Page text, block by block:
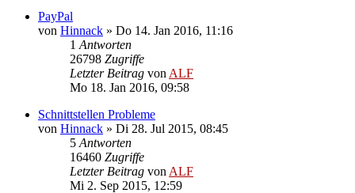
PayPal
von Hinnack » Do 14. Jan 2016, 11:16
1 Antworten
26798 Zugriffe
Letzter Beitrag von ALF
Mo 18. Jan 2016, 09:58
Schnittstellen Probleme
von Hinnack » Di 28. Jul 2015, 08:45
5 Antworten
16460 Zugriffe
Letzter Beitrag von ALF
Mi 2. Sep 2015, 12:59